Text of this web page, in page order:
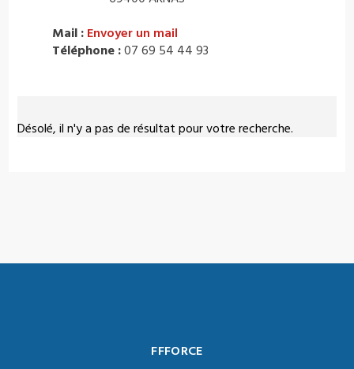
Désolé, il n'y a pas de résultat pour votre recherche.
Mail : Envoyer un mail
Téléphone :07 69 54 44 93
FFFORCE